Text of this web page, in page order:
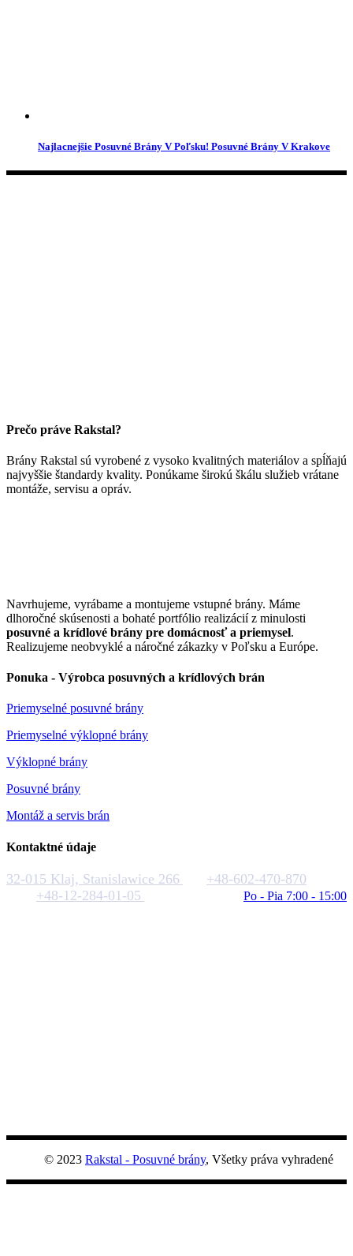
Najlacnejšie Posuvné Brány V Poľsku! Posuvné Brány V Krakove
Prečo práve Rakstal?
Brány Rakstal sú vyrobené z vysoko kvalitných materiálov a spĺňajú
najvyššie štandardy kvality. Ponúkame širokú škálu služieb vrátane
montáže, servisu a opráv.
Navrhujeme, vyrábame a montujeme vstupné brány. Máme
dlhoročné skúsenosti a bohaté portfólio realizácií z minulosti
posuvné a krídlové brány pre domácnosť a priemysel.
Realizujeme neobvyklé a náročné zákazky v Poľsku a Európe.
Ponuka - Výrobca posuvných a krídlových brán
Priemyselné posuvné brány
Priemyselné výklopné brány
Výklopné brány
Posuvné brány
Montáž a servis brán
Kontaktné údaje
32-015 Klaj, Stanislawice 266
+48-602-470-870
+48-12-284-01-05
Po - Pia 7:00 - 15:00
© 2023 Rakstal - Posuvné brány, Všetky práva vyhradené